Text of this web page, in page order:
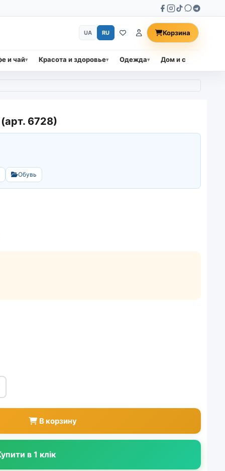
и чай Красота и здоровье Одежда Дом и сад
UA RU Корзина
6728)
Обувь
В корзину
в 1 клік